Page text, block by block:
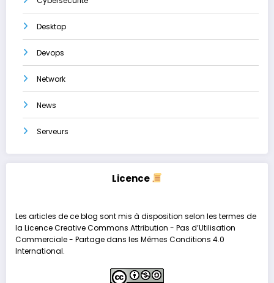
Desktop
Devops
Network
News
Serveurs
Licence
Les articles de ce blog sont mis à disposition selon les termes de
la Licence Creative Commons Attribution - Pas d’Utilisation
Commerciale - Partage dans les Mêmes Conditions 4.0
International.